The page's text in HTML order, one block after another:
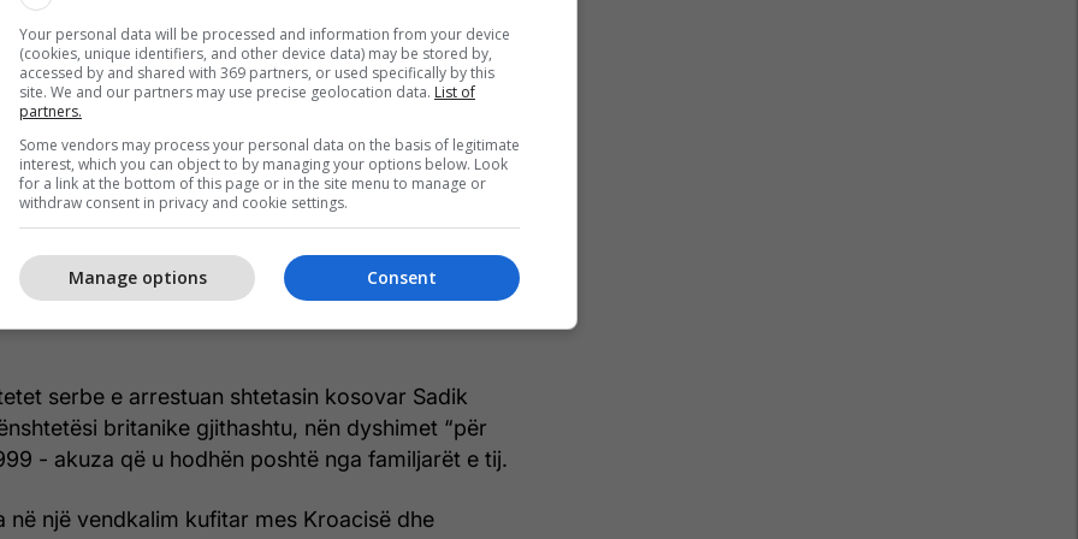
si pjesëmarrës në rrëmbimin e policëve
Zhivojin Paviq dhe Predrag Millosheviq, më 19
Prishtinë - Gjilan, të cilëve u humbën të
në Prokurorinë për Krime Lufte”, tha Daçiq,
në Serbi janë arrestuar disa shtetas të Kosovës
se kanë kryer krime gjatë luftës në
serbe e arrestuan shtetasin kosovar Sadik
britanike gjithashtu, nën dyshimet “për
- akuza që u hodhën poshtë nga familjarët e tij.
në një vendkalim kufitar mes Kroacisë dhe
Your personal data will be processed and information from your device
(cookies, unique identifiers, and other device data) may be stored by,
accessed by and shared with 369 partners, or used specifically by this
site. We and our partners may use precise geolocation data. List of
partners.
Some vendors may process your personal data on the basis of legitimate
interest, which you can object to by managing your options below. Look
for a link at the bottom of this page or in the site menu to manage or
withdraw consent in privacy and cookie settings.
Consent
Manage options